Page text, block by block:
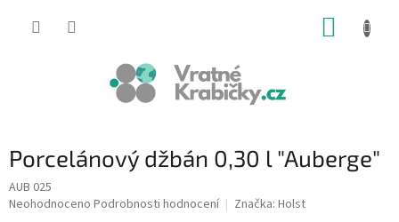
Porcelánový džbán 0,30 l "Auberge"
AUB 025
Průměrné
Neohodnoceno Podrobnosti hodnocení Značka: Holst